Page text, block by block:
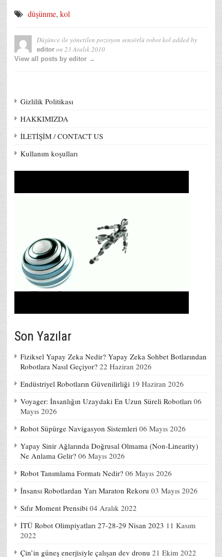
düşünme, kol
Düşünce ile yönetilen pozisyon sensörlü robot koladded by
editor on 23 Aralık 2010
View all posts by editor →
Gizlilik Politikası
HAKKIMIZDA
İLETİŞİM / CONTACT US
Kullanım koşulları
Son Yazılar
Fiziksel Yapay Zeka Nedir? Yapay Zeka Sohbet Botlarından
Robotlara Nasıl Geçiyor? 22 Haziran 2026
Endüstriyel Robotların Güvenilirliği 19 Haziran 2026
Voyager: İnsanlığın Uzaydaki En Uzun Süreli Robotları 06
Mayıs 2026
Robot Süpürge Navigasyon Sistemleri 06 Mayıs 2026
Yapay Sinir Ağlarında Doğrusal Olmama (Non-Linearity)
Ne Anlama Gelir? 06 Mayıs 2026
Robot Tanımlama Formatı Nedir? 06 Mayıs 2026
İnsansı Robotlardan Yarı Maraton Rekoru 03 Mayıs 2026
Sıfır Moment Prensibi 04 Aralık 2022
İTÜ Robot Olimpiyatları 27-28-29 Nisan 2023 11 Kasım
2022
Çin’in güneş enerjisiyle çalışan dev dronu 21 Ekim 2022